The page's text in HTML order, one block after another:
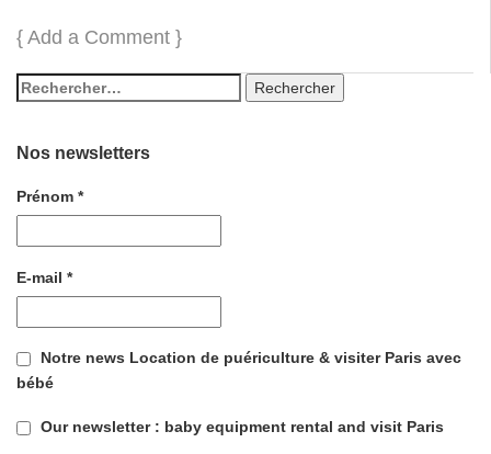
{ Add a Comment }
Nos newsletters
Prénom *
E-mail *
Notre news Location de puériculture & visiter Paris avec
bébé
Our newsletter : baby equipment rental and visit Paris